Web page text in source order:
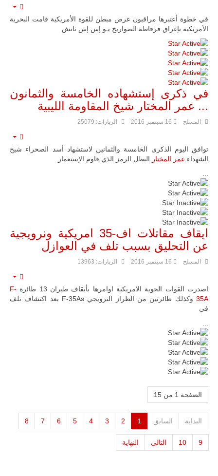
في خطوة أعتبرها مراقبون عرض مبطن للقوة الأمريكية قامت البحرية
الأمريكية بإغراق فرقاطة الصواريخ يـو إس إس ثاتش
تقييم
المستخدم:5
/
في ذكرى إستشهاده الخامسة والثمانون
... عمر المختار شيخ المقاومة الليبية
المسلح 16 سبتمبر 2016 الزيارات: 25079
توافق اليوم الذكرى الخامسة والثمانين لاستشهاد أسد الصحراء شيخ
الشهداء عمر المختار البطل الرمز الذي قاوم الإستعمار
تقييم
المستخدم:2
/
ايقاف مقاتلات اف-35 امريكية ونرويجية
عن التحليق بسبب تلف في العوازل
المسلح 16 سبتمبر 2016 الزيارات: 13963
اصدرت القوات الجوية الامريكية اوامرها بأيقاف طيران 13 طائرة
F-
35A
وكذلك طائرتين من الطراز النرويجي F-35As بعد اكتشاف تلف
في
تقييم
المستخدم:5
/
الصفحة 1 من 15
البداية السابق 1
2
3
4
5
6
7
8
9
10 التالي النهاية